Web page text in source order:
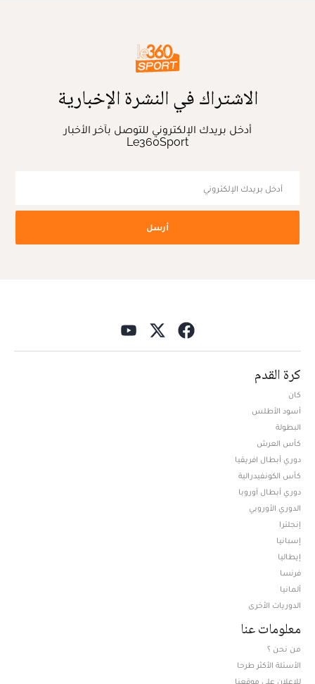
الاشتراك في النشرة الإخبارية
أدخل بريدك الإلكتروني للتوصل بآخر الأخبار
Le360Sport
أرسل
كرة القدم
كان
أسود الأطلس
البطولة
كأس العرش
دوري أبطال افريقيا
كأس الكونفيدرالية
دوري أبطال أوروبا
الدوري الأوروبي
إنجلترا
إسبانيا
إيطاليا
فرنسا
ألمانيا
الدوريات الأخرى
معلومات عنا
من نحن ؟
الأسئلة الأكثر طرحا
للإعلان على موقعنا